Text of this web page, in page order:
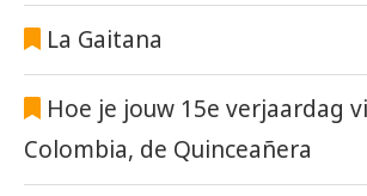
La Gaitana
Hoe je jouw 15e verjaardag
Colombia, de Quinceañera